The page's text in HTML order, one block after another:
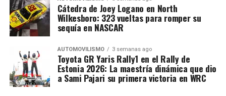
Cátedra de Joey Logano en North
Wilkesboro: 323 vueltas para romper su
sequía en NASCAR
AUTOMOVILISMO 3 semanas ago
Toyota GR Yaris Rally1 en el Rally de
Estonia 2026: La maestría dinámica que dio
a Sami Pajari su primera victoria en WRC